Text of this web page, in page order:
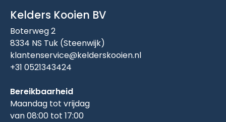
Kelders Kooien BV
Boterweg 2
8334 NS Tuk (Steenwijk)
klantenservice@kelderskooien.nl
+31 0521343424
Bereikbaarheid
Maandag tot vrijdag
van 08:00 tot 17:00